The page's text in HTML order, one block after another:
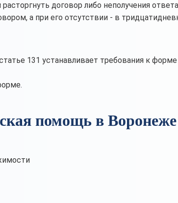
договор либо неполучения
а при его отсутствии - в
131 устанавливает требования к
помощь в Воронеже